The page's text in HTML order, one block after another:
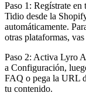
Paso 1: Regístrate
Tidio desde la
automáticamente.
otras plataformas,
Paso 2: Activa Lyro
a Configuración,
FAQ o pega la URL
tu contenido.